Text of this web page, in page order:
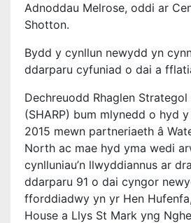
Adnoddau Melrose, oddi ar
Shotton.
Bydd y cynllun newydd yn
ddarparu cyfuniad o dai a
Dechreuodd Rhaglen
(SHARP) bum mlynedd o hyd
2015 mewn partneriaeth â
North ac mae hyd yma wedi
cynlluniau’n llwyddiannus ar
ddarparu 91 o dai cyngor
fforddiadwy yn yr Hen
House a Llys St Mark yng